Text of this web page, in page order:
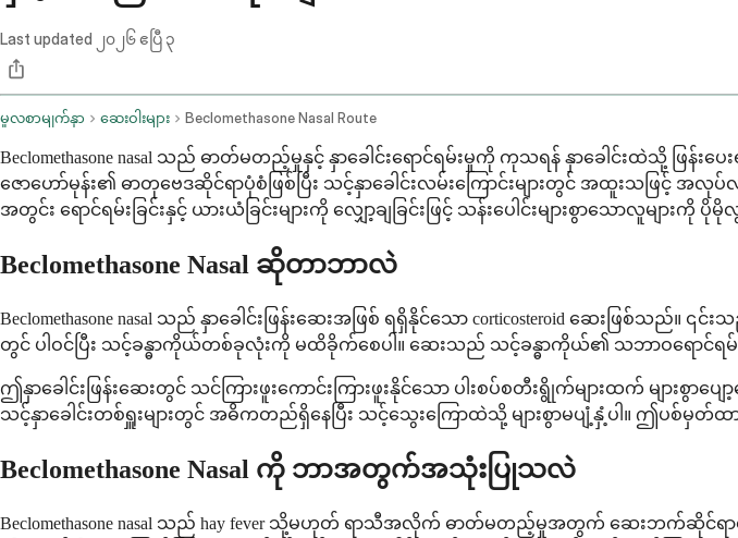
Last updated ၂၀၂၆ ဧပြီ ၃
မူလစာမျက်နှာ ဆေးဝါးများ Beclomethasone Nasal Route
Beclomethasone nasal သည် ဓာတ်မတည့်မှုနှင့် နှာခေါင်းရောင်ရမ်းမှုကို ကုသရန် နှာခေါင်းထဲ
ဇောဟော်မုန်း၏ ဓာတုဗေဒဆိုင်ရာပုံစံဖြစ်ပြီး သင့်နှာခေါင်းလမ်းကြောင်းများတွင် အထူးသဖြင့်
အတွင်း ရောင်ရမ်းခြင်းနှင့် ယားယံခြင်းများကို လျှော့ချခြင်းဖြင့် သန်းပေါင်းများစွာသောလူမျ
Beclomethasone Nasal ဆိုတာဘာလဲ
Beclomethasone nasal သည် နှာခေါင်းဖြန်းဆေးအဖြစ် ရရှိနိုင်သော corticosteroid ဆေးဖြ
တွင် ပါဝင်ပြီး သင့်ခန္ဓာကိုယ်တစ်ခုလုံးကို မထိခိုက်စေပါ။ ဆေးသည် သင့်ခန္ဓာကိုယ်၏ သဘာဝရောင်ရ
ဤနှာခေါင်းဖြန်းဆေးတွင် သင်ကြားဖူးကောင်းကြားဖူးနိုင်သော ပါးစပ်စတီးရွိုက်များထက် များ
သင့်နှာခေါင်းတစ်ရှူးများတွင် အဓိကတည်ရှိနေပြီး သင့်သွေးကြောထဲသို့ များစွာမပျံ့နှံ့ပါ။ ဤပ
Beclomethasone Nasal ကို ဘာအတွက်အသုံးပြုသလဲ
Beclomethasone nasal သည် hay fever သို့မဟုတ် ရာသီအလိုက် ဓာတ်မတည့်မှုအတွက် ဆေးဘက်ဆိုင်ရာဝေ